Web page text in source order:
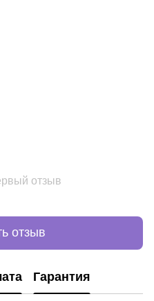
отзыв
отзыв
Гарантия